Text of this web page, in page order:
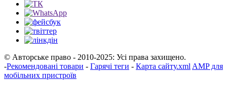
© Авторське право - 2010-2025: Усі права захищено.
-Рекомендовані товари - Гарячі теги - Карта сайту.xml AMP для
мобільних пристроїв